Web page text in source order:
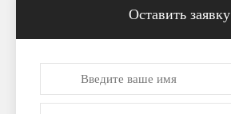
Оставить заявку